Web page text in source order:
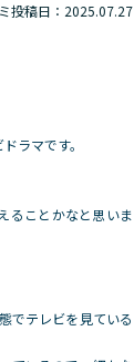
投稿日：2025.07.27
ラマです。
ることかなと思いま
でテレビを見ている